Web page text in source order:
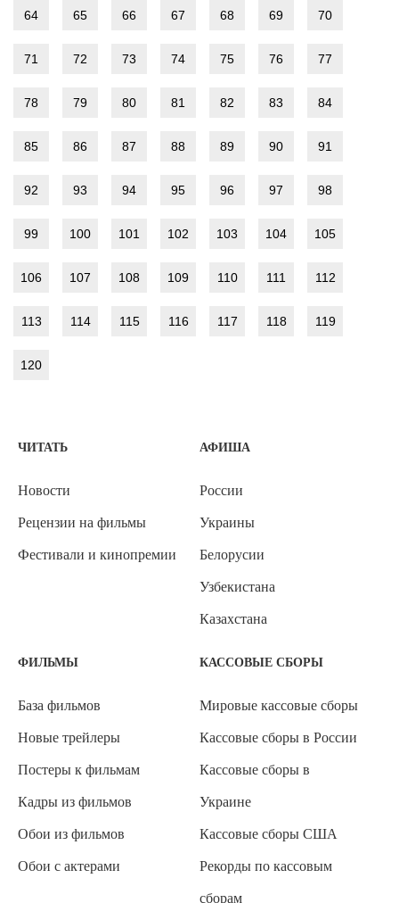
64 65 66 67 68 69 70
71 72 73 74 75 76 77
78 79 80 81 82 83 84
85 86 87 88 89 90 91
92 93 94 95 96 97 98
99 100 101 102 103 104 105
106 107 108 109 110 111 112
113 114 115 116 117 118 119
120
ЧИТАТЬ
Новости
Рецензии на фильмы
Фестивали и кинопремии
АФИША
России
Украины
Белорусии
Узбекистана
Казахстана
ФИЛЬМЫ
База фильмов
Новые трейлеры
Постеры к фильмам
Кадры из фильмов
Обои из фильмов
Обои с актерами
КАССОВЫЕ СБОРЫ
Мировые кассовые сборы
Кассовые сборы в России
Кассовые сборы в
Украине
Кассовые сборы США
Рекорды по кассовым
сборам